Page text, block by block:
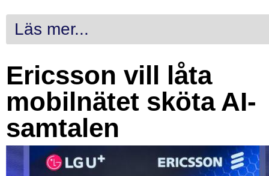
Läs mer...
Ericsson vill låta
mobilnätet sköta AI-
samtalen